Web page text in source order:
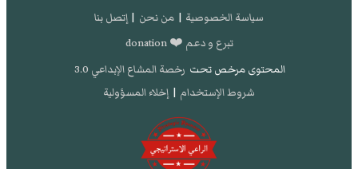
سياسة الخصوصية | من نحن | إتصل بنا
تبرع و دعم ❤️ donation
المحتوى مرخص تحت رخصة المشاع الإبداعي 3.0
شروط الإستخدام | إخلاء المسؤولية